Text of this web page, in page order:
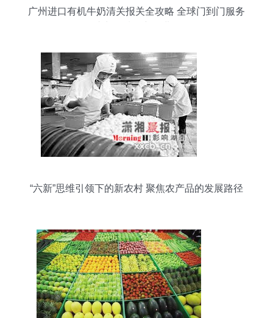
广州进口有机牛奶清关报关全攻略 全球门到门服务
“六新”思维引领下的新农村 聚焦农产品的发展路径